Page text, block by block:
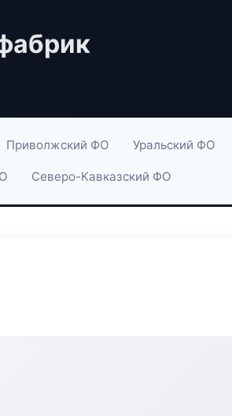
Приволжский ФО Уральский ФО
Северо-Кавказский ФО